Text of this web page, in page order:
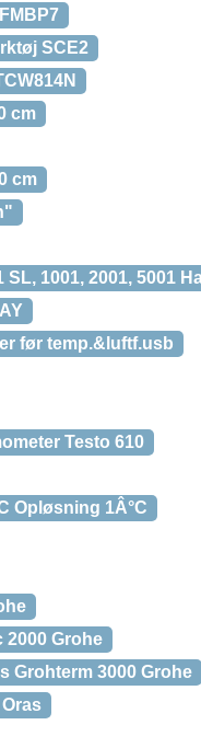
SCE2
cm
cm
1001, 2001, 5001
før temp.&luftf.usb
Testo 610
Opløsning 1Â°C
2000 Grohe
Grohterm 3000 Grohe